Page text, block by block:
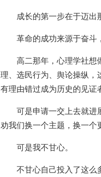
成长的第一步在于迈出那
革命的成功来源于奋斗，
高二那年，心理学社想做
理、选民行为、舆论操纵，
有理由错过成为历史的见证
可是申请一交上去就进展
劝我们换一个主题，换一个
可是我不甘心。
不甘心自己投入了这么多